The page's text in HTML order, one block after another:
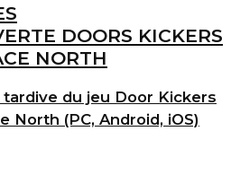
du jeu Door Kickers
North (PC, Android, iOS)